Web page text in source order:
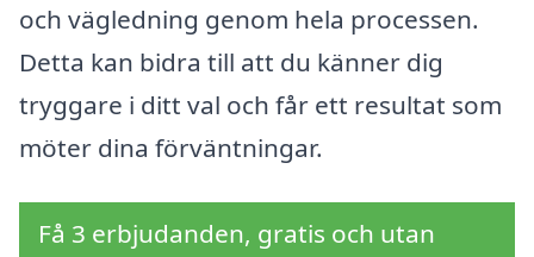
och vägledning genom hela processen.
Detta kan bidra till att du känner dig
tryggare i ditt val och får ett resultat som
möter dina förväntningar.
Få 3 erbjudanden, gratis och utan